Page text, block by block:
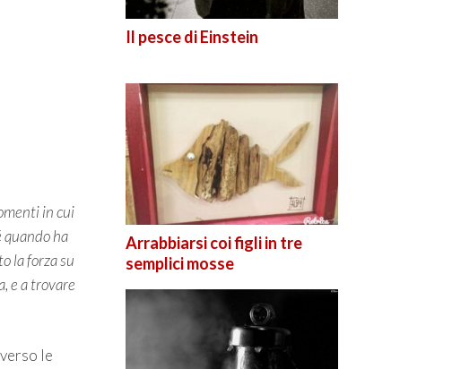
in cui
quando ha
la forza su
e a trovare
le
Il pesce di Einstein
Arrabbiarsi coi figli in tre
semplici mosse